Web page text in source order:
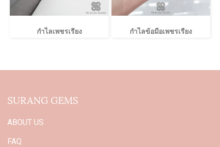
กำไลเพชรเรียง กำไลข้อมือเพชรเรียง
SURANG GEMS
ABOUT US
FAQ